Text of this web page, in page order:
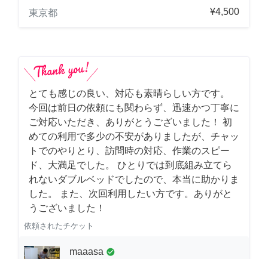
東京都
¥4,500
とても感じの良い、対応も素晴らしい方です。
今回は前日の依頼にも関わらず、迅速かつ丁寧に
ご対応いただき、ありがとうございました！ 初
めての利用で多少の不安がありましたが、チャッ
トでのやりとり、訪問時の対応、作業のスピー
ド、大満足でした。 ひとりでは到底組み立てら
れないダブルベッドでしたので、本当に助かりま
した。 また、次回利用したい方です。ありがと
うございました！
依頼されたチケット
maaasa check_circle